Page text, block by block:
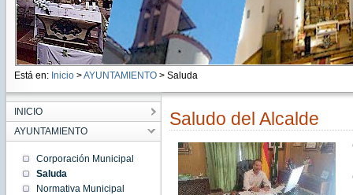
Está en: Inicio >AYUNTAMIENTO> Saluda
INICIO
AYUNTAMIENTO
Corporación Municipal
Saluda
Normativa Municipal
Saludo del Alcalde